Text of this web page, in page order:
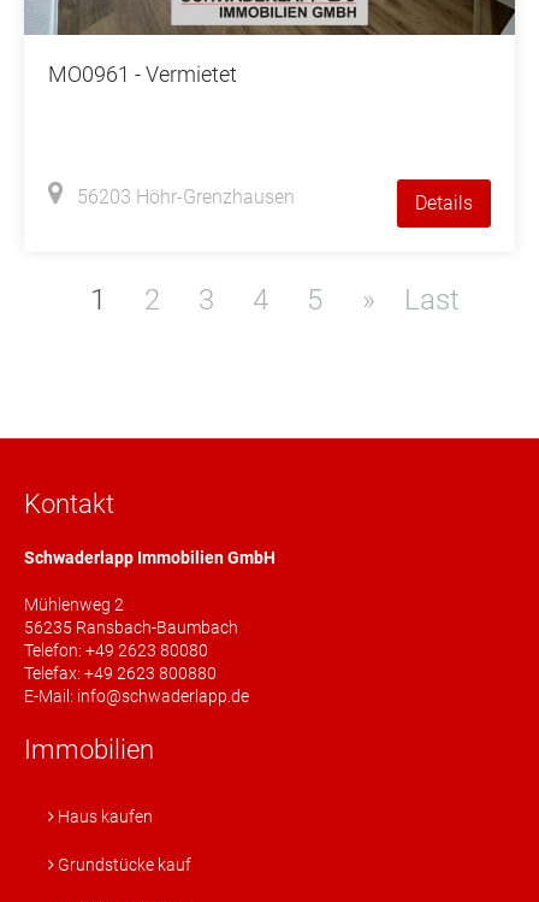
MO0961 - Vermietet
56203 Höhr-Grenzhausen Details
1 2 3 4 5 » Last
Kontakt
Schwaderlapp Immobilien GmbH
Mühlenweg 2
56235 Ransbach-Baumbach
Telefon: +49 2623 80080
Telefax: +49 2623 800880
E-Mail: info@schwaderlapp.de
Immobilien
Haus kaufen
Grundstücke kauf